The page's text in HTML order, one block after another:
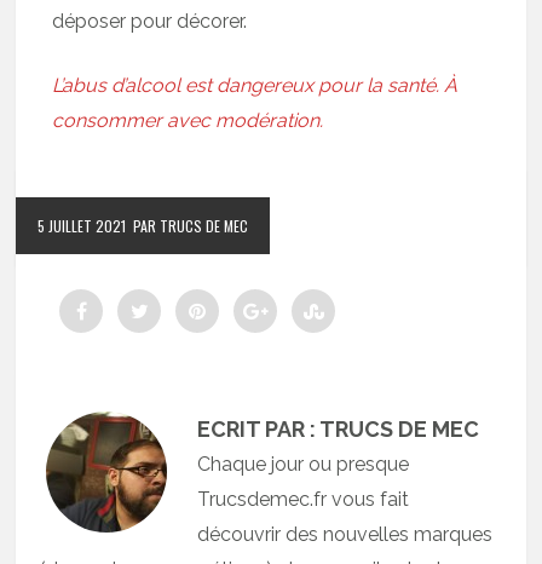
déposer pour décorer.
L’abus d’alcool est dangereux pour la santé. À
consommer avec modération.
5 JUILLET 2021 PAR TRUCS DE MEC
ECRIT PAR : TRUCS DE MEC
Chaque jour ou presque
Trucsdemec.fr vous fait
découvrir des nouvelles marques